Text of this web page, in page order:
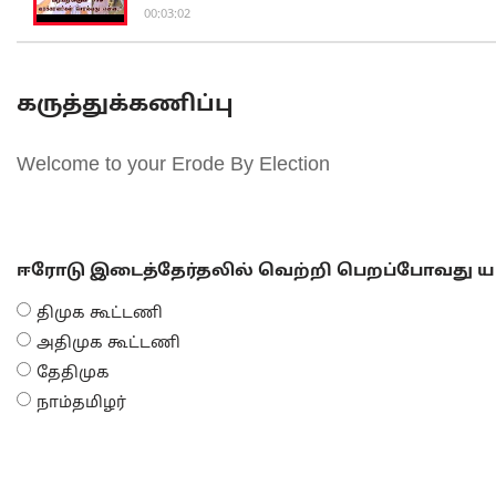
00:03:02
கருத்துக்கணிப்பு
Welcome to your Erode By Election
ஈரோடு இடைத்தேர்தலில் வெற்றி பெறப்போவது
திமுக கூட்டணி
அதிமுக கூட்டணி
தேதிமுக
நாம்தமிழர்